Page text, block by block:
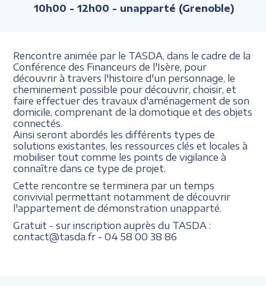
10h00 - 12h00 - unapparté (Grenoble)
Rencontre animée par le TASDA, dans le cadre de la
Conférence des Financeurs de l'Isère, pour
découvrir à travers l'histoire d'un personnage, le
cheminement possible pour découvrir, choisir, et
faire effectuer des travaux d'aménagement de son
domicile, comprenant de la domotique et des objets
connectés.
Ainsi seront abordés les différents types de
solutions existantes, les ressources clés et locales à
mobiliser tout comme les points de vigilance à
connaître dans ce type de projet.
Cette rencontre se terminera par un temps
convivial permettant notamment de découvrir
l'appartement de démonstration unapparté.
Gratuit - sur inscription auprès du TASDA :
contact@tasda.fr - 04 58 00 38 86